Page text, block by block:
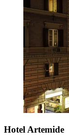
Hotel Artemide